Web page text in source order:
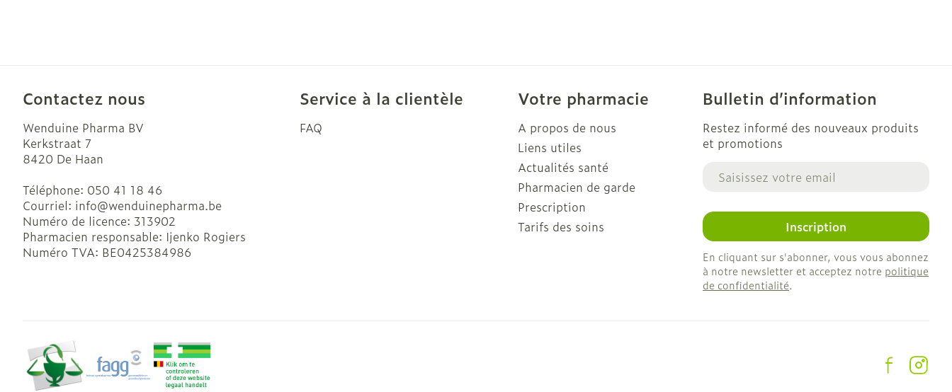
Contactez nous
Wenduine Pharma BV
Kerkstraat 7
8420 De Haan
Téléphone: 050 41 18 46
Courriel: info@wenduinepharma.be
Numéro de licence: 313902
Pharmacien responsable: Ijenko Rogiers
Numéro TVA: BE0425384986
Service à la clientèle
FAQ
Votre pharmacie
A propos de nous
Liens utiles
Actualités santé
Pharmacien de garde
Prescription
Tarifs des soins
Bulletin d’information
Restez informé des nouveaux produits
et promotions
Adresse mail
Inscription
En cliquant sur s'abonner, vous vous abonnez
à notre newsletter et acceptez notre politique
de confidentialité.